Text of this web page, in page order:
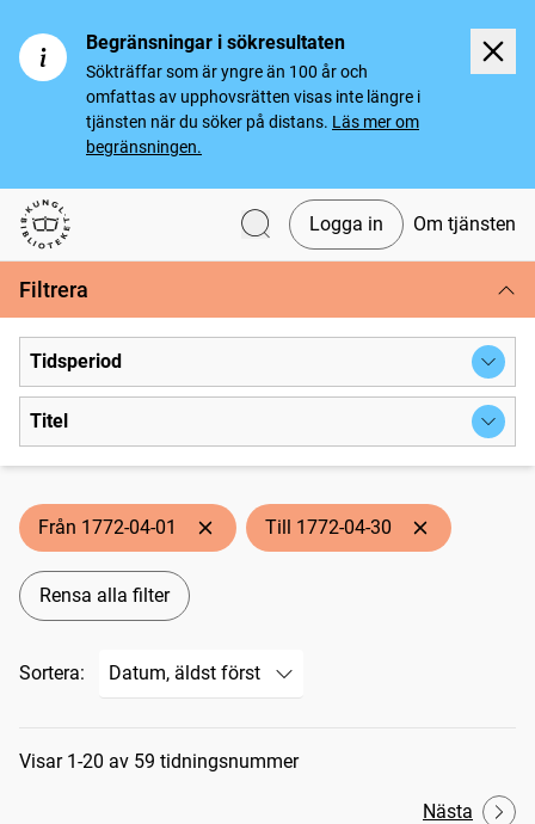
Begränsningar i sökresultaten
Sökträffar som är yngre än 100 år och
omfattas av upphovsrätten visas inte längre i
tjänsten när du söker på distans. Läs mer om
begränsningen.
Svenska tidningar
Logga in Om tjänsten
Filtrera
Tidsperiod
Titel
Från 1772-04-01 Till 1772-04-30
Rensa alla filter
Sortera:
Sökresultat
Visar 1-20 av 59 tidningsnummer
Nästa